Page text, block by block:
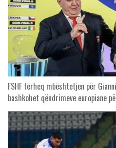
FSHF tërheq mbështetjen për
bashkohet qëndrimeve europiane